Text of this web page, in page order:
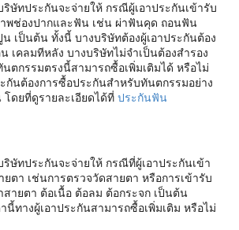
ริษัทประกันจะจ่ายให้ กรณีผู้เอาประกันเข้ารับ
พช่องปากและฟัน เช่น ผ่าฟันคุด ถอนฟัน
เป็นต้น ทั้งนี้ บางบริษัทต้องผู้เอาประกันต้อง
เคลมทีหลัง บางบริษัทไม่จำเป็นต้องสำรอง
ตกรรมตรงนี้สามารถซื้อเพิ่มเติมได้ หรือไม่
กันต้องการซื้อประกันสำหรับทันตกรรมอย่าง
โดยที่ดูรายละเอียดได้ที่ ประกันฟัน
ริษัทประกันจะจ่ายให้ กรณีที่ผู้เอาประกันเข้า
ตา เช่นการตรวจวัดสายตา หรือการเข้ารับ
ายตา ต้อเนื้อ ต้อลม ต้อกระจก เป็นต้น
นี้ทางผู้เอาประกันสามารถซื้อเพิ่มเติม หรือไม่